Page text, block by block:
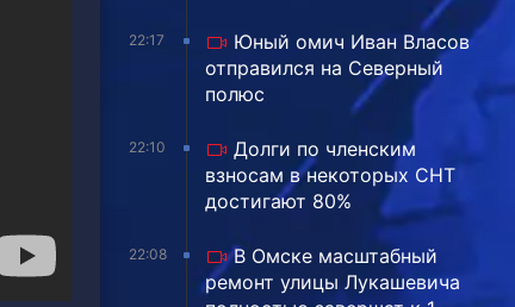
22:17
Юный омич Иван Власов
отправился на Северный
полюс
22:10
Долги по членским
взносам в некоторых СНТ
достигают 80%
22:08
В Омске масштабный
ремонт улицы Лукашевича